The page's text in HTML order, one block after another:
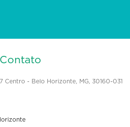
Centro - Belo Horizonte, MG, 30160-031